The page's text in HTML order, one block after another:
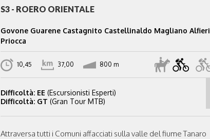
S3 - ROERO ORIENTALE
Govone Guarene Castagnito Castellinaldo Magliano Alfieri
Priocca
10,45 37,00 800 m
Difficoltà: EE (Escursionisti Esperti)
Difficoltà: GT (Gran Tour MTB)
Attraversa tutti i Comuni affacciati sulla valle del fiume Tanaro